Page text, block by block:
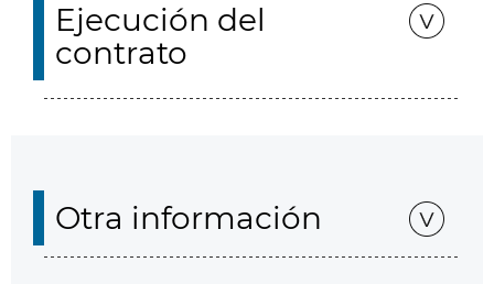
Ejecución del
contrato
Otra información